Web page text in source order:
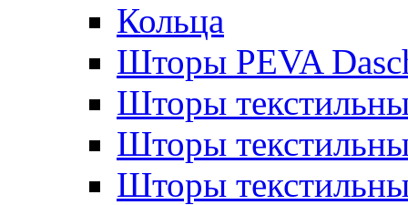
Кольца
Шторы PEVA
Шторы
Шторы
Шторы